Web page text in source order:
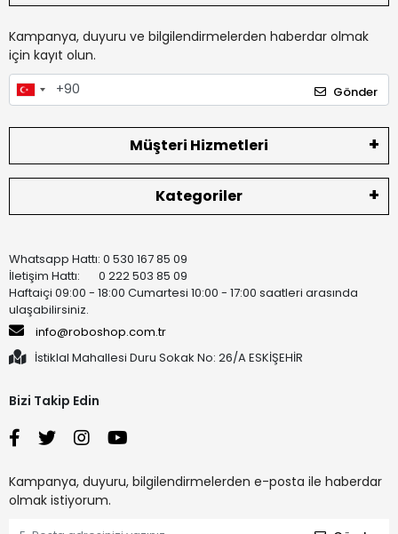
Kampanya, duyuru ve bilgilendirmelerden haberdar olmak
için kayıt olun.
Gönder
Müşteri Hizmetleri
Kategoriler
Whatsapp Hattı: 0 530 167 85 09
İletişim Hattı: 0 222 503 85 09
Haftaiçi 09:00 - 18:00 Cumartesi 10:00 - 17:00 saatleri arasında
ulaşabilirsiniz.
info@roboshop.com.tr
İstiklal Mahallesi Duru Sokak No: 26/A ESKİŞEHİR
Bizi Takip Edin
Kampanya, duyuru, bilgilendirmelerden e-posta ile haberdar
olmak istiyorum.